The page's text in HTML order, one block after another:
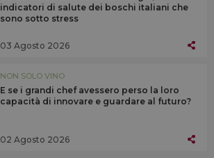
indicatori di salute dei boschi italiani che
sono sotto stress
03 Agosto 2026
NON SOLO VINO
E se i grandi chef avessero perso la loro
capacità di innovare e guardare al futuro?
02 Agosto 2026